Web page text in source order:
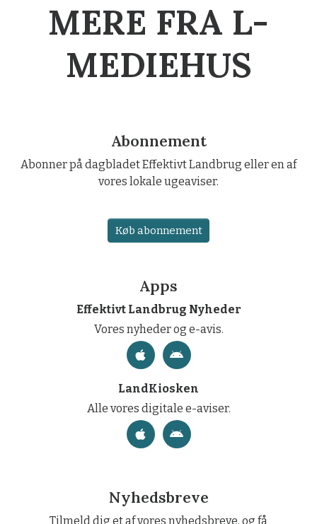
MERE FRA L-
MEDIEHUS
Abonnement
Abonner på dagbladet Effektivt Landbrug eller en af
vores lokale ugeaviser.
Køb abonnement
Apps
Effektivt Landbrug Nyheder
Vores nyheder og e-avis.
LandKiosken
Alle vores digitale e-aviser.
Nyhedsbreve
Tilmeld dig et af vores nyhedsbreve, og få